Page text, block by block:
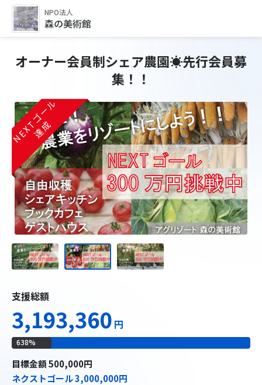
NPO法人
森の美術館
オーナー会員制シェア農園☀先行会員募
集！！
NEXTゴール
達成
NEXTゴール
達成
NEXTゴール
達成
支援総額
3,193,360 円
638%
目標金額500,000円
ネクストゴール3,000,000円